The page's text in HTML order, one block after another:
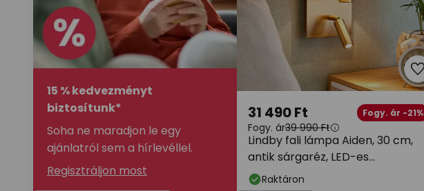
15 % kedvezményt
biztosítunk*
Soha ne maradjon le egy
ajánlatról sem a hírlevéllel.
Regisztráljon most
Lindby fali lámpa Aiden, 30 cm,
antik sárgaréz, LED-es
olvasólámpa
31 490 Ft Fogy. ár -21%
Fogy. ár39 990 Ft
Raktáron